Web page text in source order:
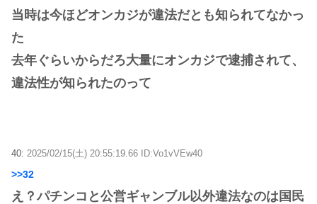
当時は今ほどオンカジが違法だとも知られてなかっ
た
去年ぐらいからだろ大量にオンカジで逮捕されて、
違法性が知られたのって
40: 2025/02/15(土) 20:55:19.66 ID:Vo1vVEw40
>>32
え？パチンコと公営ギャンブル以外違法なのは国民